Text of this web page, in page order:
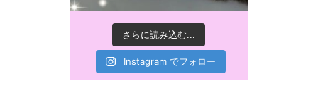
さらに読み込む...
Instagram でフォロー